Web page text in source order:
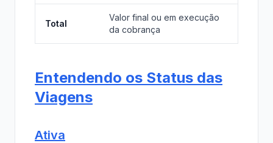
Total
Valor final ou em execução
da cobrança
Entendendo os Status das
Viagens
Ativa